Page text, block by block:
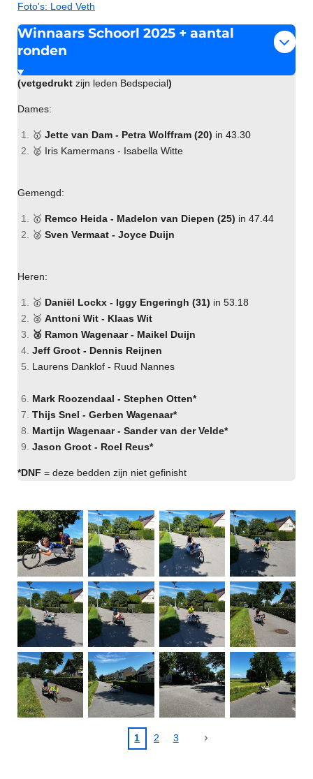
Foto's: Loed Veth
Winnaars Schoorl 2025 + aantal
ronden
(vetgedrukt zijn leden Bedspecial)
Dames:
🥇 Jette van Dam - Petra Wolffram (20) in 43.30
🥈 Iris Kamermans - Isabella Witte
Gemengd:
🥇 Remco Heida - Madelon van Diepen (25) in 47.44
🥈 Sven Vermaat - Joyce Duijn
Heren:
🥇 Daniël Lockx - Iggy Engeringh (31) in 53.18
🥈 Anttoni Wit - Klaas Wit
🥉 Ramon Wagenaar - Maikel Duijn
Jeff Groot - Dennis Reijnen
Laurens Danklof - Ruud Nannes
Mark Roozendaal - Stephen Otten*
Thijs Snel - Gerben Wagenaar*
Martijn Wagenaar - Sander van der Velde*
Jason Groot - Roel Reus*
*DNF = deze bedden zijn niet gefinisht
1 2 3